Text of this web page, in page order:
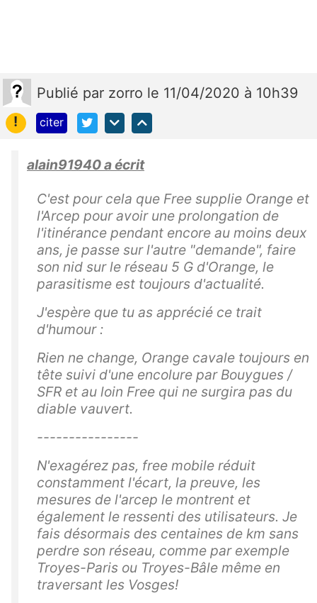
Publié par zorro le 11/04/2020 à 10h39
!
citer
alain91940 a écrit
C'est pour cela que Free supplie Orange et
l'Arcep pour avoir une prolongation de
l'itinérance pendant encore au moins deux
ans, je passe sur l'autre "demande", faire
son nid sur le réseau 5 G d'Orange, le
parasitisme est toujours d'actualité.
J'espère que tu as apprécié ce trait
d'humour :
Rien ne change, Orange cavale toujours en
tête suivi d'une encolure par Bouygues /
SFR et au loin Free qui ne surgira pas du
diable vauvert.
----------------
N'exagérez pas, free mobile réduit
constamment l'écart, la preuve, les
mesures de l'arcep le montrent et
également le ressenti des utilisateurs. Je
fais désormais des centaines de km sans
perdre son réseau, comme par exemple
Troyes-Paris ou Troyes-Bâle même en
traversant les Vosges!